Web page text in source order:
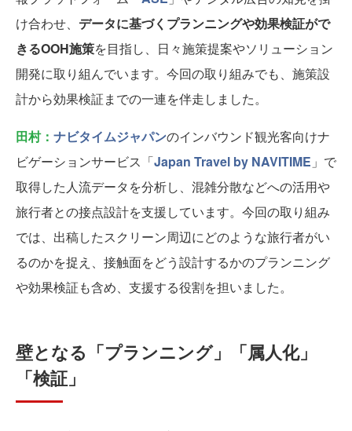
け合わせ、 データに基づくプランニングや効果検証がで
きるOOH施策を目指し、日々施策提案やソリューション
開発に取り組んでいます。今回の取り組みでも、施策設
計から効果検証までの一連を伴走しました。
田村： ナビタイムジャパンのインバウンド観光客向けナ
ビゲーションサービス「Japan Travel by NAVITIME 」で
取得した人流データを分析し、混雑分散などへの活用や
旅行者との接点設計を支援しています。今回の取り組み
では、出稿したスクリーン周辺にどのような旅行者がい
るのかを捉え、接触面をどう設計するかのプランニング
や効果検証も含め、支援する役割を担いました。
壁となる「プランニング」「属人化」
「検証」